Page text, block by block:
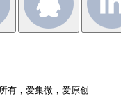
有，爱集微，爱原创